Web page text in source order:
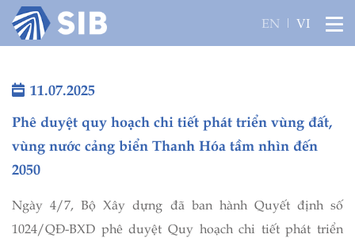
Trang chủ
Tin tức
EN VI
11.07.2025
Phê duyệt quy hoạch chi tiết phát triển vùng đất,
vùng nước cảng biển Thanh Hóa tầm nhìn đến
2050
Ngày 4/7, Bộ Xây dựng đã ban hành Quyết định số
1024/QĐ-BXD phê duyệt Quy hoạch chi tiết phát triển